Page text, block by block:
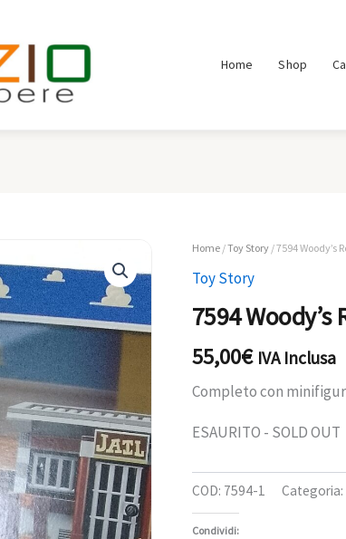
Home Shop
Home/Toy Story/ 7594 Woody’s
Toy Story
7594 Woody’s
55,00€ IVA Inclusa
Completo con
ESAURITO - SOLD OUT
COD: 7594-1 Categoria:
Condividi: